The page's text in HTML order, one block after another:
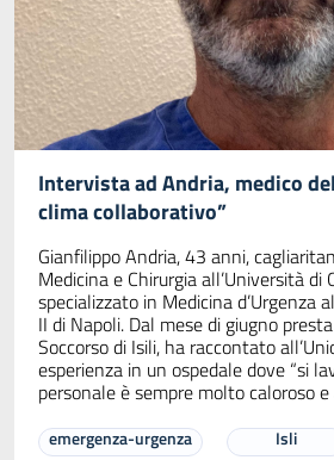
Intervista ad Andria, medico
clima collaborativo”
Gianfilippo Andria, 43 anni,
Medicina e Chirurgia all’Università di
specializzato in Medicina d’Urgenza
II di Napoli. Dal mese di giugno
Soccorso di Isili, ha raccontato
esperienza in un ospedale dove “si
personale è sempre molto caloroso e
emergenza-urgenza
Isli